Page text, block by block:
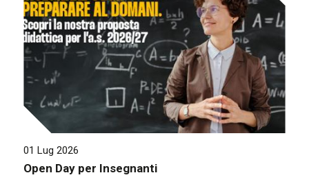
01 Lug 2026
Open Day per Insegnanti